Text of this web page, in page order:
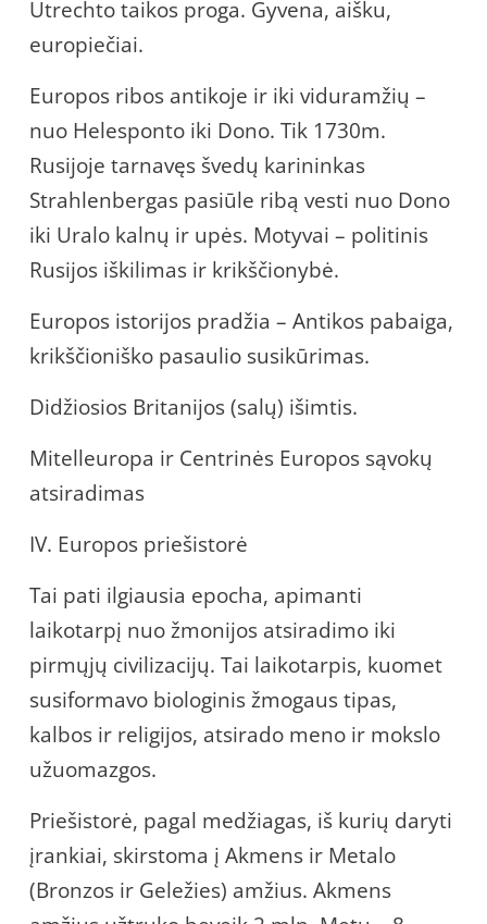
Utrechto taikos proga. Gyvena, aišku,
europiečiai.
Europos ribos antikoje ir iki viduramžių –
nuo Helesponto iki Dono. Tik 1730m.
Rusijoje tarnavęs švedų karininkas
Strahlenbergas pasiūle ribą vesti nuo Dono
iki Uralo kalnų ir upės. Motyvai – politinis
Rusijos iškilimas ir krikščionybė.
Europos istorijos pradžia – Antikos pabaiga,
krikščioniško pasaulio susikūrimas.
Didžiosios Britanijos (salų) išimtis.
Mitelleuropa ir Centrinės Europos sąvokų
atsiradimas
IV. Europos priešistorė
Tai pati ilgiausia epocha, apimanti
laikotarpį nuo žmonijos atsiradimo iki
pirmųjų civilizacijų. Tai laikotarpis, kuomet
susiformavo biologinis žmogaus tipas,
kalbos ir religijos, atsirado meno ir mokslo
užuomazgos.
Priešistorė, pagal medžiagas, iš kurių daryti
įrankiai, skirstoma į Akmens ir Metalo
(Bronzos ir Geležies) amžius. Akmens